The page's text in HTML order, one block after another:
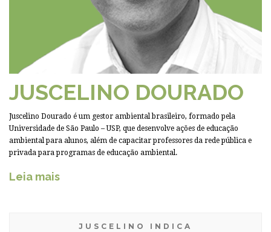
JUSCELINO DOURADO
Juscelino Dourado é um gestor ambiental brasileiro, formado pela
Universidade de São Paulo – USP, que desenvolve ações de educação
ambiental para alunos, além de capacitar professores da rede pública e
privada para programas de educação ambiental.
Leia mais
JUSCELINO INDICA